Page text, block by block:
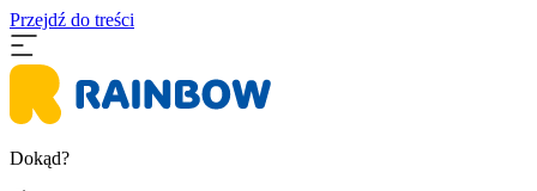
Przejdź do treści
Dokąd?